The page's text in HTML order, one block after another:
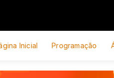
Inicial Programação